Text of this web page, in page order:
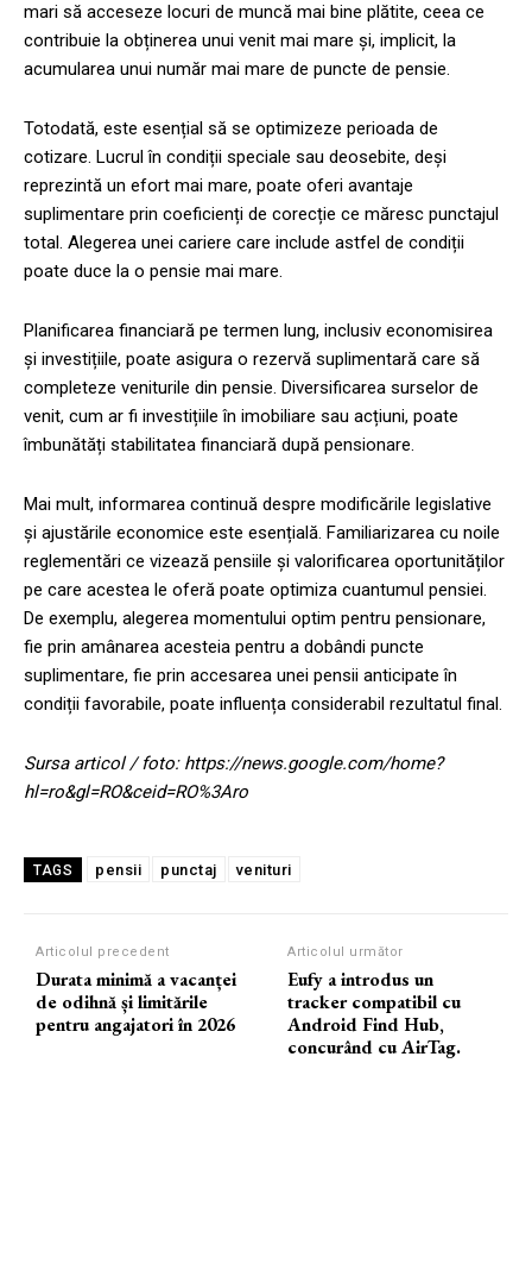
mari să acceseze locuri de muncă mai bine plătite, ceea ce
contribuie la obținerea unui venit mai mare și, implicit, la
acumularea unui număr mai mare de puncte de pensie.
Totodată, este esențial să se optimizeze perioada de
cotizare. Lucrul în condiții speciale sau deosebite, deși
reprezintă un efort mai mare, poate oferi avantaje
suplimentare prin coeficienți de corecție ce măresc punctajul
total. Alegerea unei cariere care include astfel de condiții
poate duce la o pensie mai mare.
Planificarea financiară pe termen lung, inclusiv economisirea
și investițiile, poate asigura o rezervă suplimentară care să
completeze veniturile din pensie. Diversificarea surselor de
venit, cum ar fi investițiile în imobiliare sau acțiuni, poate
îmbunătăți stabilitatea financiară după pensionare.
Mai mult, informarea continuă despre modificările legislative
și ajustările economice este esențială. Familiarizarea cu noile
reglementări ce vizează pensiile și valorificarea oportunităților
pe care acestea le oferă poate optimiza cuantumul pensiei.
De exemplu, alegerea momentului optim pentru pensionare,
fie prin amânarea acesteia pentru a dobândi puncte
suplimentare, fie prin accesarea unei pensii anticipate în
condiții favorabile, poate influența considerabil rezultatul final.
Sursa articol / foto: https://news.google.com/home?
hl=ro&gl=RO&ceid=RO%3Aro
TAGS pensii punctaj venituri
Articolul precedent
Durata minimă a vacanței
de odihnă și limitările
pentru angajatori în 2026
Articolul următor
Eufy a introdus un
tracker compatibil cu
Android Find Hub,
concurând cu AirTag.